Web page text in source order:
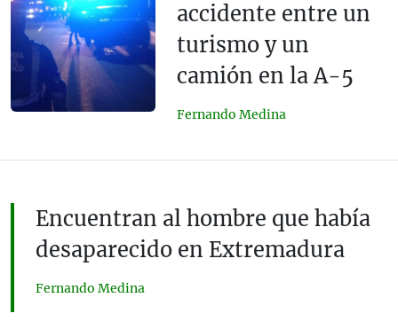
accidente entre un
turismo y un
camión en la A-5
Fernando Medina
Encuentran al hombre que había
desaparecido en Extremadura
Fernando Medina